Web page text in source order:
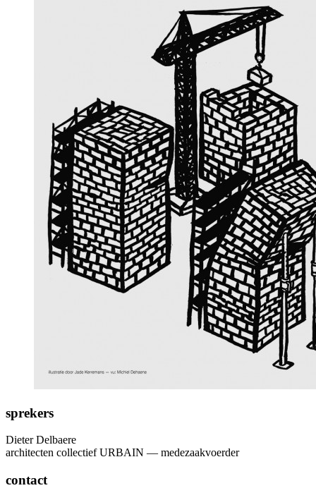
sprekers
Dieter Delbaere
architecten collectief URBAIN — medezaakvoerder
contact